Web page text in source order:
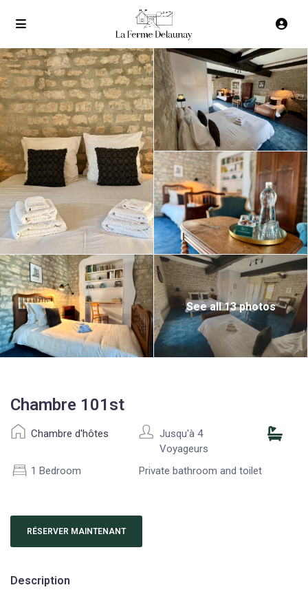
See all 13 photos
Chambre 101st
Chambre d'hôtes
Jusqu'à 4
Voyageurs
1 Bedroom
Private bathroom and toilet
RÉSERVER MAINTENANT
Description